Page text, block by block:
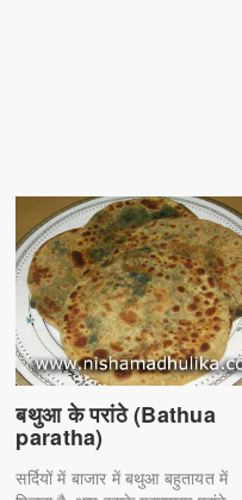
बथुआ के परांठे (Bathua
paratha)
सर्दियों में बाजार में बथुआ बहुतायत में